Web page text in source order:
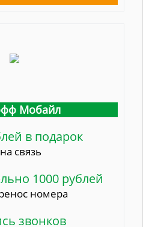
Мобайл
в подарок
на связь
1000 рублей
номера
звонков